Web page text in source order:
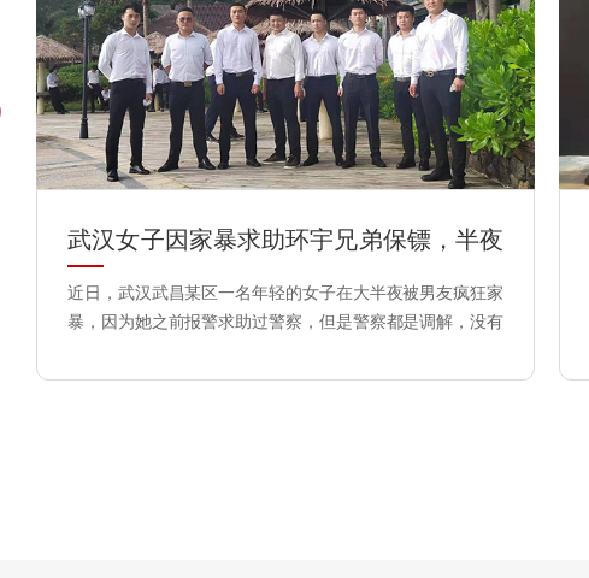
​武汉女子因家暴求助环宇兄弟保镖，半夜
得以脱离危险
近日，武汉武昌某区一名年轻的女子在大半夜被男友疯狂家
暴，因为她之前报警求助过警察，但是警察都是调解，没有
议，雇佣了武汉环宇兄弟保镖公司一名男性保镖来保护自己